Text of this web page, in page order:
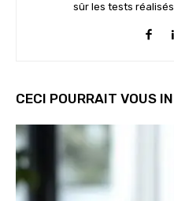
sûr les tests
CECI POURRAIT VOUS